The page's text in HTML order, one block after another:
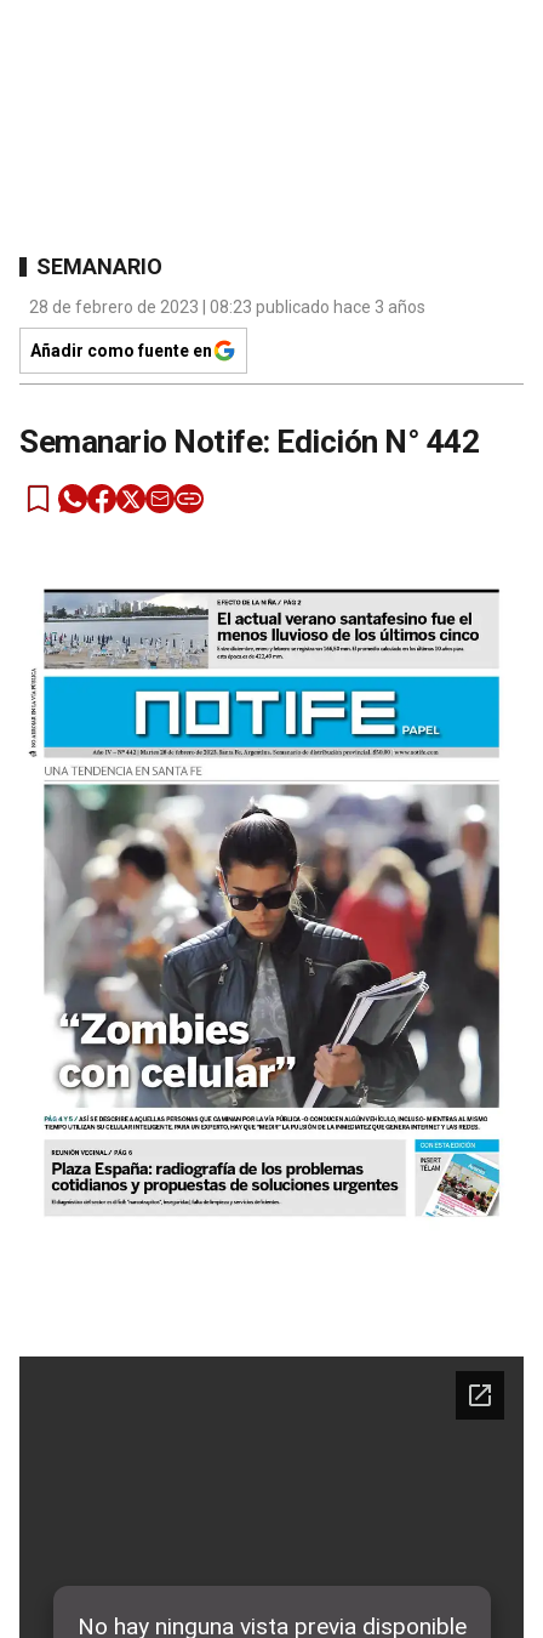
SEMANARIO
28 de febrero de 2023 | 08:23 publicado hace 3 años
Añadir como fuente en
Semanario Notife: Edición N° 442